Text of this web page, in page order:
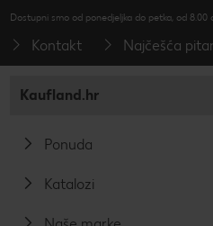
Dostupni smo od ponedjeljka do petka, od
Kontakt Najčešća
Kaufland.hr
Ponuda
Katalozi